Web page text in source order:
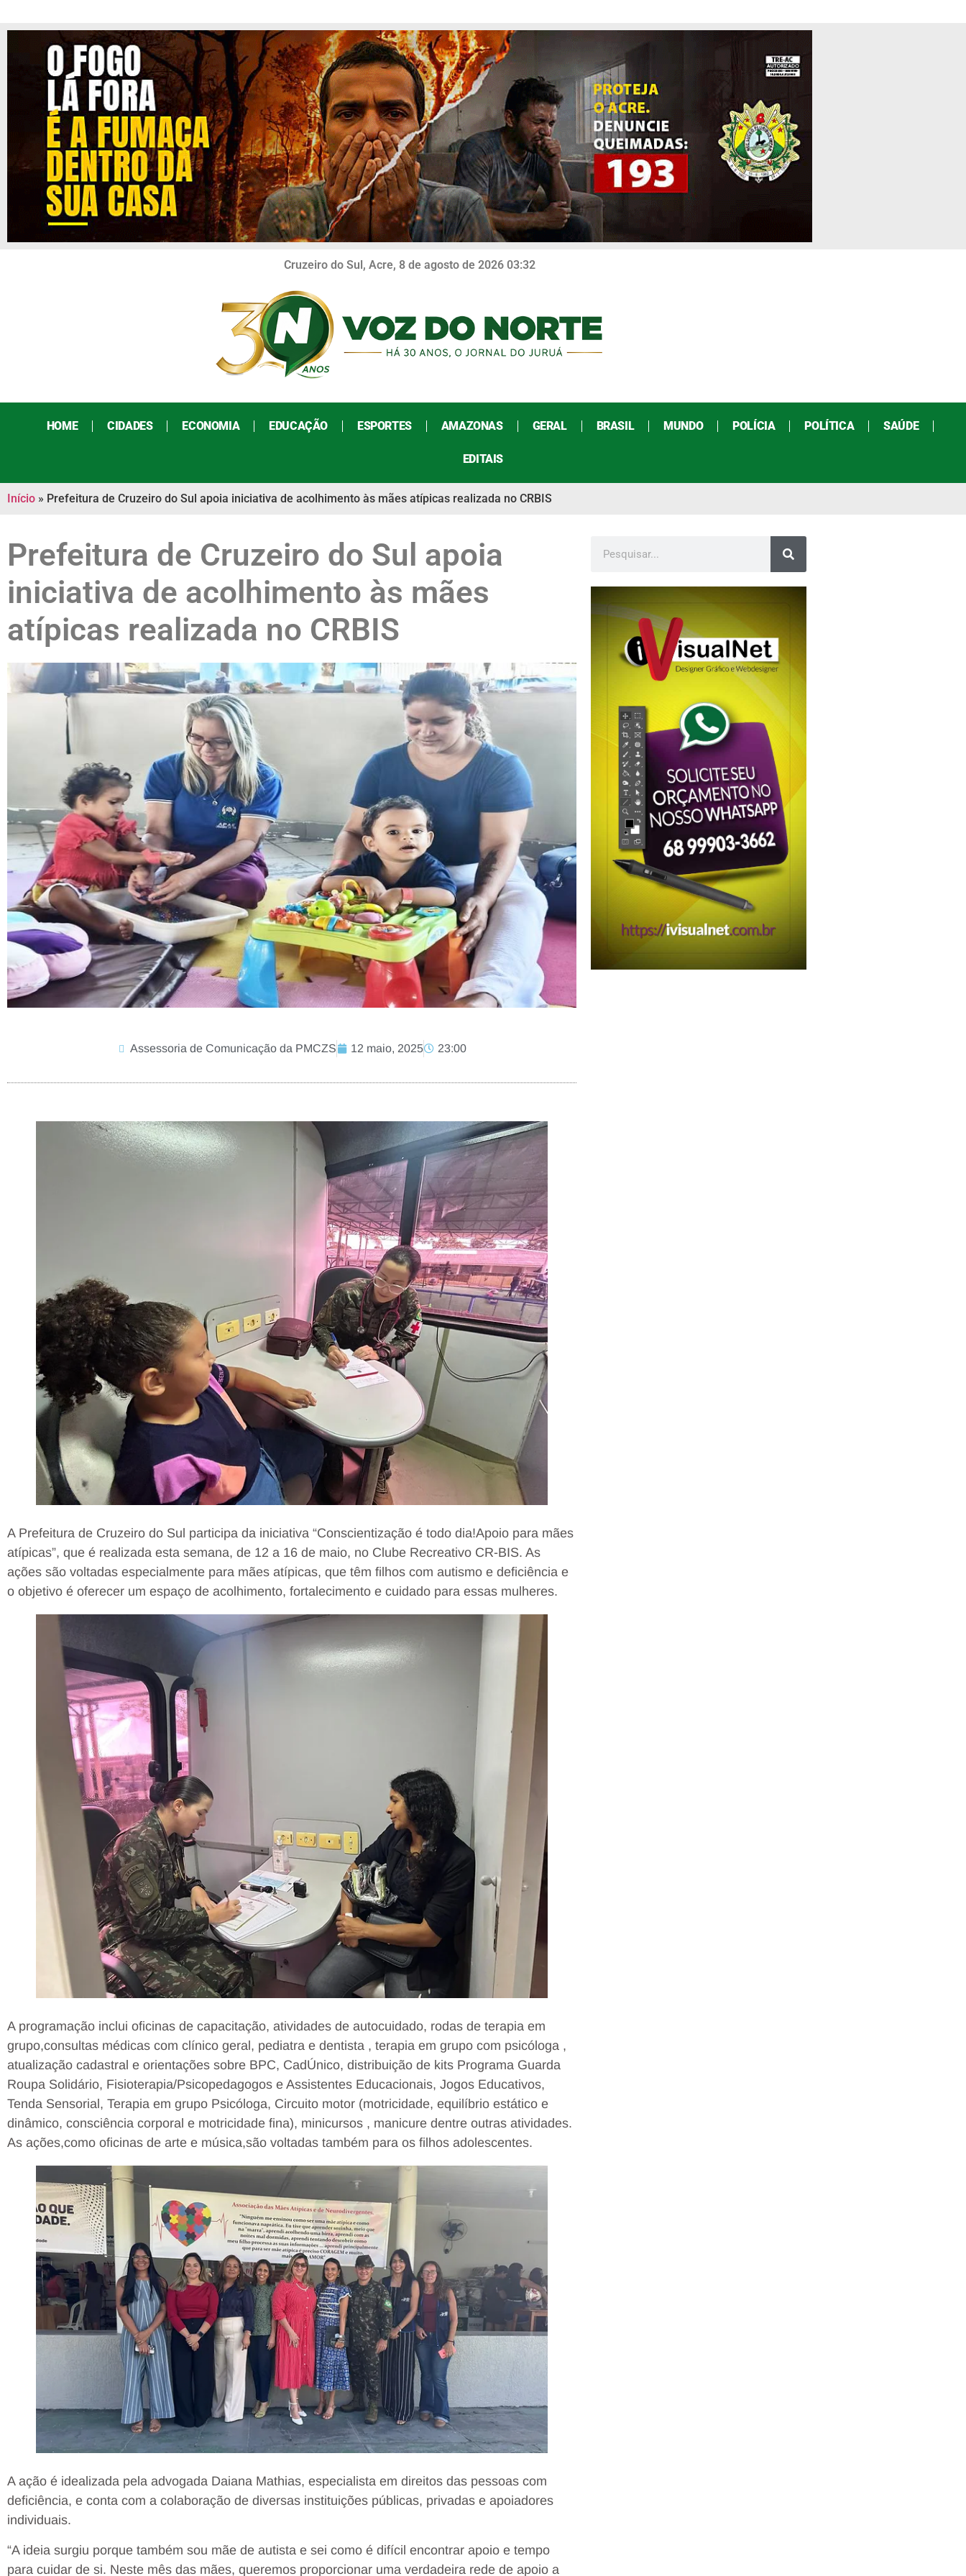
Cruzeiro do Sul, Acre, 8 de agosto de 2026 03:32
HOME CIDADES ECONOMIA EDUCAÇÃO ESPORTES AMAZONAS GERAL BRASIL MUNDO POLÍCIA POLÍTICA SAÚDE
EDITAIS
Início » Prefeitura de Cruzeiro do Sul apoia iniciativa de acolhimento às mães atípicas realizada no CRBIS
Prefeitura de Cruzeiro do Sul apoia
iniciativa de acolhimento às mães
atípicas realizada no CRBIS
Assessoria de Comunicação da PMCZS 12 maio, 2025 23:00
A Prefeitura de Cruzeiro do Sul participa da iniciativa “Conscientização é todo dia!Apoio para mães
atípicas”, que é realizada esta semana, de 12 a 16 de maio, no Clube Recreativo CR-BIS. As
ações são voltadas especialmente para mães atípicas, que têm filhos com autismo e deficiência e
o objetivo é oferecer um espaço de acolhimento, fortalecimento e cuidado para essas mulheres.
A programação inclui oficinas de capacitação, atividades de autocuidado, rodas de terapia em
grupo,consultas médicas com clínico geral, pediatra e dentista , terapia em grupo com psicóloga ,
atualização cadastral e orientações sobre BPC, CadÚnico, distribuição de kits Programa Guarda
Roupa Solidário, Fisioterapia/Psicopedagogos e Assistentes Educacionais, Jogos Educativos,
Tenda Sensorial, Terapia em grupo Psicóloga, Circuito motor (motricidade, equilíbrio estático e
dinâmico, consciência corporal e motricidade fina), minicursos , manicure dentre outras atividades.
As ações,como oficinas de arte e música,são voltadas também para os filhos adolescentes.
A ação é idealizada pela advogada Daiana Mathias, especialista em direitos das pessoas com
deficiência, e conta com a colaboração de diversas instituições públicas, privadas e apoiadores
individuais.
“A ideia surgiu porque também sou mãe de autista e sei como é difícil encontrar apoio e tempo
para cuidar de si. Neste mês das mães, queremos proporcionar uma verdadeira rede de apoio a